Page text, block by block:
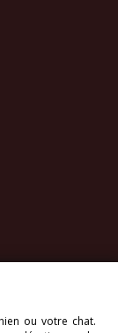
ou votre chat.